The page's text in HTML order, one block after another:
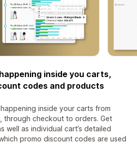
inside you carts,
codes and products
inside your carts from
through checkout to orders. Get
well as individual cart’s detailed
promo discount codes are used